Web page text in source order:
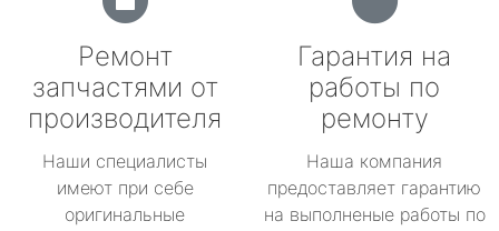
Ремонт
запчастями от
производителя
Наши специалисты
имеют при себе
оригинальные
Гарантия на
работы по
ремонту
Наша компания
предоставляет гарантию
на выполненые работы по